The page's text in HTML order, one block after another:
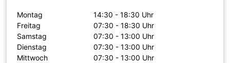
Montag
14:30 - 18:30 Uhr
Freitag
07:30 - 18:30 Uhr
Samstag
07:30 - 13:00 Uhr
Dienstag
07:30 - 13:00 Uhr
Mittwoch
07:30 - 13:00 Uhr